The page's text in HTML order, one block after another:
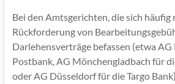
Bei den Amtsgerichten, die sich häufig
Rückforderung von
Darlehensverträge befassen (etwa
Postbank, AG Mönchengladbach für
oder AG Düsseldorf für die Targo